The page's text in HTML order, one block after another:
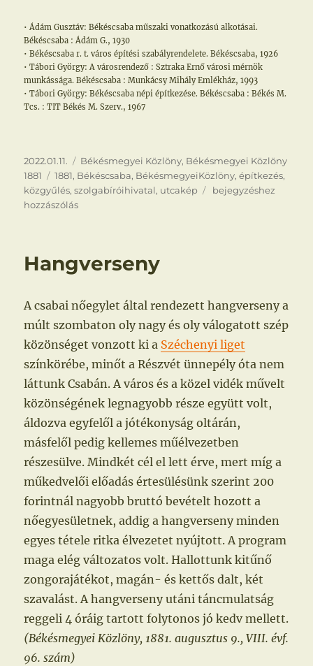
• Ádám Gusztáv: Békéscsaba műszaki vonatkozású alkotásai.
Békéscsaba : Ádám G., 1930
• Békéscsaba r. t. város építési szabályrendelete. Békéscsaba, 1926
• Tábori György: A városrendező : Sztraka Ernő városi mérnök
munkássága. Békéscsaba : Munkácsy Mihály Emlékház, 1993
• Tábori György: Békéscsaba népi építkezése. Békéscsaba : Békés M.
Tcs. : TIT Békés M. Szerv., 1967
Közzétéve
2022.01.11. Kategória
Békésmegyei Közlöny, Békésmegyei Közlöny
1881
Címke
1881, Békéscsaba, BékésmegyeiKözlöny,építkezés,
közgyűlés,szolgabíróihivatal, utcakép Akadékoskodás
bejegyzéshez
hozzászólás
Hangverseny
A csabai nőegylet által rendezett hangverseny a
múlt szombaton oly nagy és oly válogatott szép
közönséget vonzott ki a Széchenyi liget
színkörébe, minőt a Részvét ünnepély óta nem
láttunk Csabán. A város és a közel vidék művelt
közönségének legnagyobb része együtt volt,
áldozva egyfelől a jótékonyság oltárán,
másfelől pedig kellemes műélvezetben
részesülve. Mindkét cél el lett érve, mert míg a
műkedvelői előadás értesülésünk szerint 200
forintnál nagyobb bruttó bevételt hozott a
nőegyesületnek, addig a hangverseny minden
egyes tétele ritka élvezetet nyújtott. A program
maga elég változatos volt. Hallottunk kitűnő
zongorajátékot, magán- és kettős dalt, két
szavalást. A hangverseny utáni táncmulatság
reggeli 4 óráig tartott folytonos jó kedv mellett.
(Békésmegyei Közlöny, 1881. augusztus 9., VIII. évf.
96. szám)